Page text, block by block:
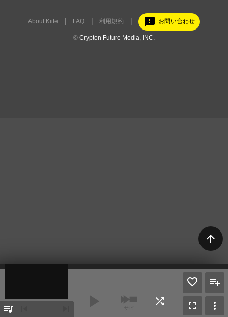
arrow_upward
About Kiite FAQ 利用規約 feedback お問い合わせ
© Crypton Future Media, INC.
queue_music play_arrow サビ
shuffle fullscreen more_vert